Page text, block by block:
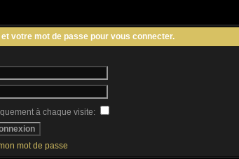
votre mot de passe pour vous connecter.
à chaque visite:
mot de passe